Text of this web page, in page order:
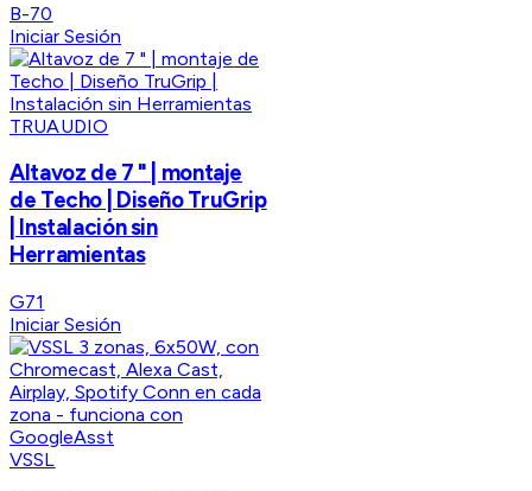
B-70
Iniciar Sesión
TRUAUDIO
Altavoz de 7 " | montaje
de Techo | Diseño TruGrip
| Instalación sin
Herramientas
G71
Iniciar Sesión
VSSL